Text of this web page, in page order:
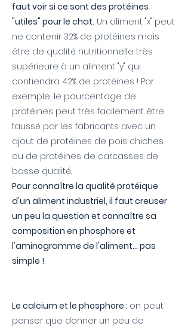
faut voir si ce sont des protéines
"utiles" pour le chat. Un aliment "x" peut
ne contenir 32% de protéines mais
être de qualité nutritionnelle très
supérieure à un aliment "y" qui
contiendra 42% de protéines ! Par
exemple, le pourcentage de
protéines peut très facilement être
faussé par les fabricants avec un
ajout de protéines de pois chiches
ou de protéines de carcasses de
basse qualité.
Pour connaître la qualité protéique
d'un aliment industriel, il faut creuser
un peu la question et connaître sa
composition en phosphore et
l'aminogramme de l'aliment... pas
simple !
Le calcium et le phosphore : on peut
penser que donner un peu de